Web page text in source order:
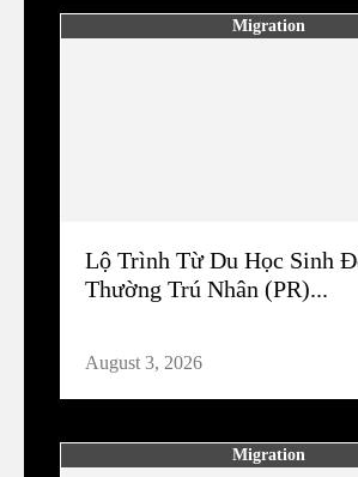
Migration
Lộ Trình Từ Du Học Sinh
Thường Trú Nhân (PR)...
August 3, 2026
Migration